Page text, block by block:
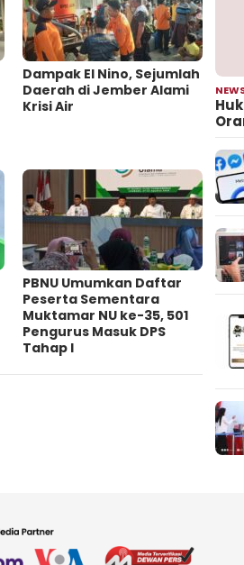
Dampak El Nino, Sejumlah
Daerah di Jember Alami
Krisi Air
PBNU Umumkan Daftar
Peserta Sementara
Muktamar NU ke-35, 501
Pengurus Masuk DPS
Tahap I